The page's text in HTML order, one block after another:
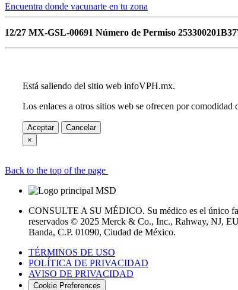
Encuentra donde vacunarte en tu zona
12/27 MX-GSL-00691 Número de Permiso
Está saliendo del sitio web infoVPH.mx.
Los enlaces a otros sitios web se ofrecen por
Aceptar
Cancelar
×
Back to the top of the page
CONSULTE A SU MÉDICO. Su médico es el único
reservados © 2025 Merck & Co., Inc., Rahway, NJ,
Banda, C.P. 01090, Ciudad de México.
TÉRMINOS DE USO
POLÍTICA DE PRIVACIDAD
AVISO DE PRIVACIDAD
Cookie Preferences